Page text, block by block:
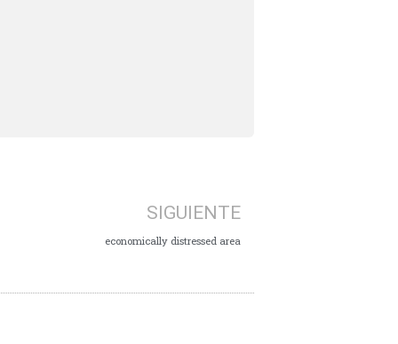
SIGUIENTE
economically distressed area